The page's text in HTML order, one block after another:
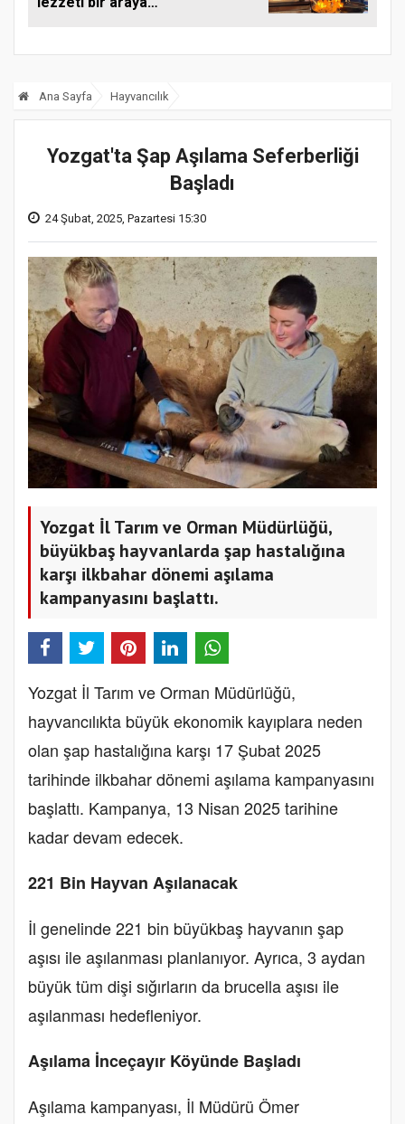
Ana Sayfa Hayvancılık
Yozgat'ta Şap Aşılama Seferberliği
Başladı
24 Şubat, 2025, Pazartesi 15:30
Yozgat İl Tarım ve Orman Müdürlüğü,
büyükbaş hayvanlarda şap hastalığına
karşı ilkbahar dönemi aşılama
kampanyasını başlattı.
Yozgat İl Tarım ve Orman Müdürlüğü,
hayvancılıkta büyük ekonomik kayıplara neden
olan şap hastalığına karşı 17 Şubat 2025
tarihinde ilkbahar dönemi aşılama kampanyasını
başlattı. Kampanya, 13 Nisan 2025 tarihine
kadar devam edecek.
221 Bin Hayvan Aşılanacak
İl genelinde 221 bin büyükbaş hayvanın şap
aşısı ile aşılanması planlanıyor. Ayrıca, 3 aydan
büyük tüm dişi sığırların da brucella aşısı ile
aşılanması hedefleniyor.
Aşılama İnceçayır Köyünde Başladı
Aşılama kampanyası, İl Müdürü Ömer